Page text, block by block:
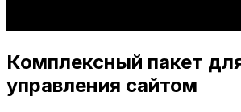
Комплексный пакет
управления сайтом